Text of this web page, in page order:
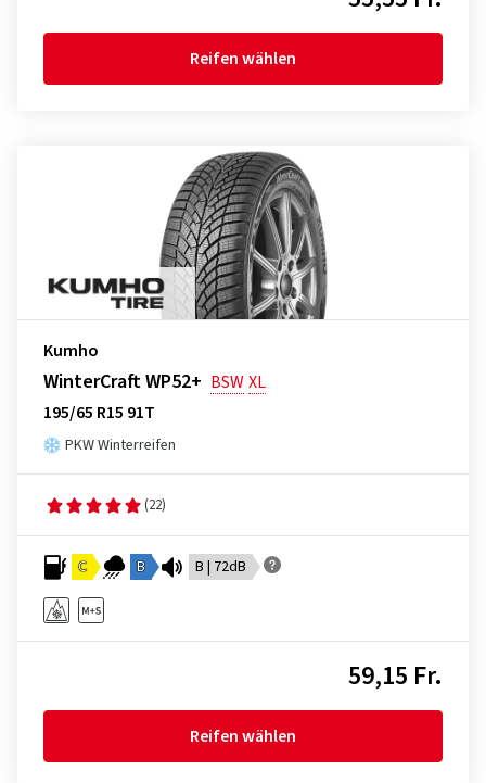
Reifen wählen
Kumho
WinterCraft WP52+ BSWXL
195/65 R15 91T
PKW Winterreifen
(22)
C B B | 72dB
59,15 Fr.
Reifen wählen